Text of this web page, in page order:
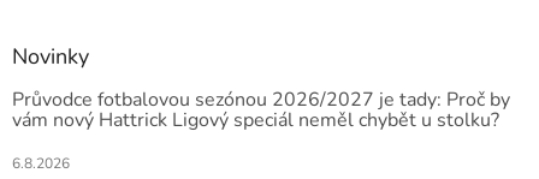
Novinky
Průvodce fotbalovou sezónou 2026/2027 je tady: Proč by
vám nový Hattrick Ligový speciál neměl chybět u stolku?
6.8.2026